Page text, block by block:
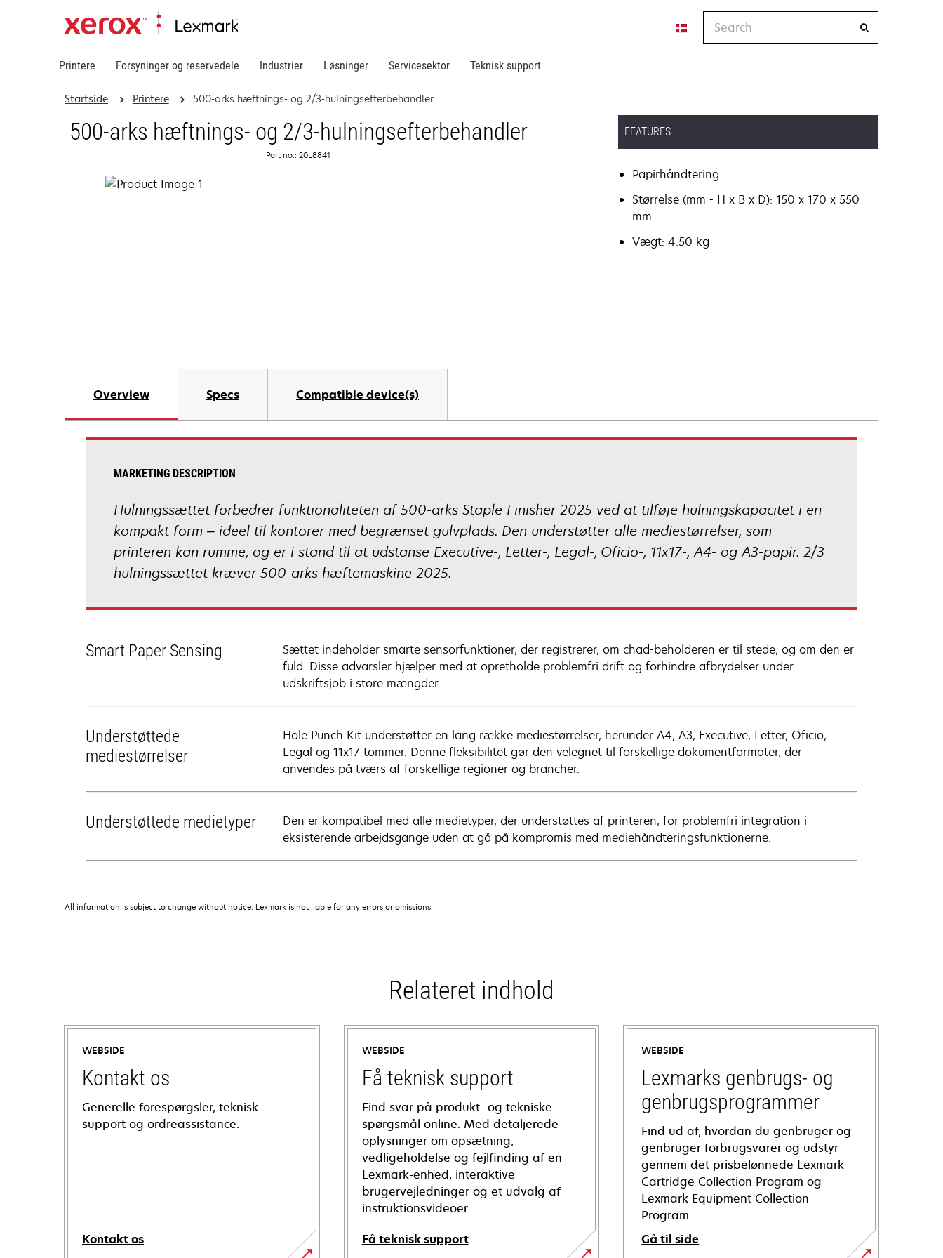
Printere Forsyninger og reservedele Industrier Løsninger Servicesektor Teknisk support
Startside Printere 500-arks hæftnings- og 2/3-hulningsefterbehandler
500-arks hæftnings- og 2/3-hulningsefterbehandler
Part no.: 20L8841
FEATURES
Papirhåndtering
Størrelse (mm - H x B x D): 150 x 170 x 550
mm
Vægt: 4.50 kg
Overview Specs Compatible device(s)
MARKETING DESCRIPTION
Hulningssættet forbedrer funktionaliteten af 500-arks Staple Finisher 2025 ved at tilføje hulningskapacitet i en
kompakt form – ideel til kontorer med begrænset gulvplads. Den understøtter alle mediestørrelser, som
printeren kan rumme, og er i stand til at udstanse Executive-, Letter-, Legal-, Oficio-, 11x17-, A4- og A3-papir. 2/3
hulningssættet kræver 500-arks hæftemaskine 2025.
Smart Paper Sensing
Sættet indeholder smarte sensorfunktioner, der registrerer, om chad-beholderen er til stede, og om den er
fuld. Disse advarsler hjælper med at opretholde problemfri drift og forhindre afbrydelser under
udskriftsjob i store mængder.
Understøttede
mediestørrelser
Hole Punch Kit understøtter en lang række mediestørrelser, herunder A4, A3, Executive, Letter, Oficio,
Legal og 11x17 tommer. Denne fleksibilitet gør den velegnet til forskellige dokumentformater, der
anvendes på tværs af forskellige regioner og brancher.
Understøttede medietyper
Den er kompatibel med alle medietyper, der understøttes af printeren, for problemfri integration i
eksisterende arbejdsgange uden at gå på kompromis med mediehåndteringsfunktionerne.
All information is subject to change without notice. Lexmark is not liable for any errors or omissions.
Relateret indhold
WEBSIDE
Kontakt os
Generelle forespørgsler, teknisk
support og ordreassistance.
Kontakt os
WEBSIDE
Få teknisk support
Find svar på produkt- og tekniske
spørgsmål online. Med detaljerede
oplysninger om opsætning,
vedligeholdelse og fejlfinding af en
Lexmark-enhed, interaktive
brugervejledninger og et udvalg af
instruktionsvideoer.
Få teknisk support
WEBSIDE
Lexmarks genbrugs- og
genbrugsprogrammer
Find ud af, hvordan du genbruger og
genbruger forbrugsvarer og udstyr
gennem det prisbelønnede Lexmark
Cartridge Collection Program og
Lexmark Equipment Collection
Program.
Gå til side